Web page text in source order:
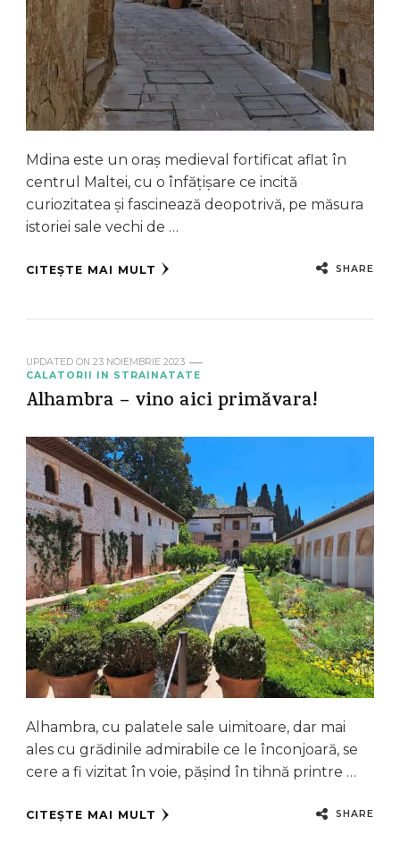
Mdina este un oraș medieval fortificat aflat în
centrul Maltei, cu o înfățișare ce incită
curiozitatea și fascinează deopotrivă, pe măsura
istoriei sale vechi de …
CITEȘTE MAI MULT SHARE
UPDATED ON 23 NOIEMBRIE 2023
CALATORII IN STRAINATATE
Alhambra – vino aici primăvara!
Alhambra, cu palatele sale uimitoare, dar mai
ales cu grădinile admirabile ce le înconjoară, se
cere a fi vizitat în voie, pășind în tihnă printre …
CITEȘTE MAI MULT SHARE